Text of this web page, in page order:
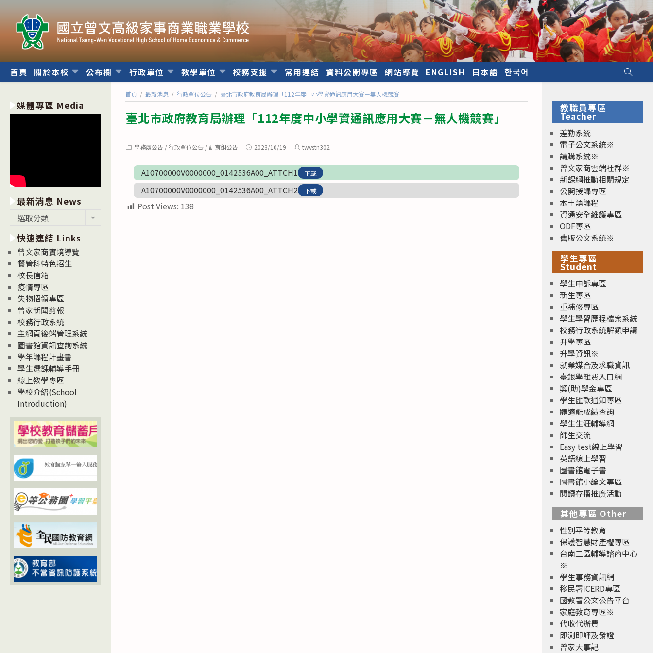
內
首頁 關於本校 公布欄 行政單位 教學單位 校務支援 常用連結 資料公開專區 網站導覽 ENGLISH 日本語 한국어
首頁 / 最新消息 / 行政單位公告 / 臺北市政府教育局辦理「112年度中小學資通訊應用大賽－無人機競賽」
臺北市政府教育局辦理「112年度中小學資通訊應用大賽－無人機競賽」
Post學務處公告 / 行政單位公告 / 訓育組公告
Post2023/10/19
Posttwvstn302
A10700000V0000000_0142536A00_ATTCH1 下載
A10700000V0000000_0142536A00_ATTCH2 下載
Post Views: 138
媒體專區 Media
最新消息 News
消
息
News
選取分類
快速連結 Links
曾文家商實境導覽
餐管科特色招生
校長信箱
疫情專區
失物招領專區
曾家新聞剪報
校務行政系統
主網頁後端管理系統
圖書館資訊查詢系統
學年課程計畫書
學生選課輔導手冊
線上教學專區
學校介紹(School
Introduction)
教職員專區
Teacher
差勤系統
電子公文系統※
請購系統※
曾文家商雲端社群※
新課綱推動相關規定
公開授課專區
本土語課程
資通安全維護專區
ODF專區
舊版公文系統※
學生專區
Student
學生申訴專區
新生專區
重補修專區
學生學習歷程檔案系統
校務行政系統解鎖申請
升學專區
升學資訊※
就業媒合及求職資訊
臺銀學雜費入口網
獎(助)學金專區
學生匯款通知專區
體適能成績查詢
學生生涯輔導網
師生交流
Easy test線上學習
英語線上學習
圖書館電子書
圖書館小論文專區
閱讀存摺推廣活動
其他專區 Other
性別平等教育
保護智慧財產權專區
台南二區輔導諮商中心
※
學生事務資訊網
移民署ICERD專區
國教署公文公告平台
家庭教育專區※
代收代辦費
即測即評及發證
曾家大事記